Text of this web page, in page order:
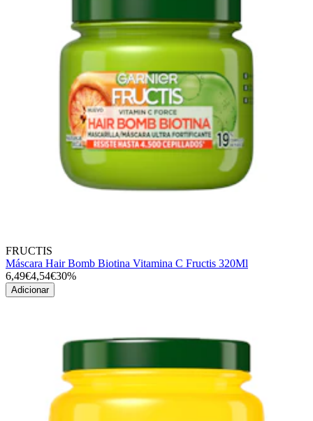
FRUCTIS
Máscara Hair Bomb Biotina Vitamina C Fructis 320Ml
6,49€4,54€30%
Adicionar